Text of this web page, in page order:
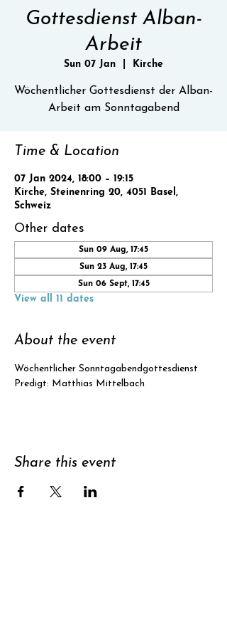
Gottesdienst Alban-
Arbeit
Sun 07 Jan Kirche
Wöchentlicher Gottesdienst der Alban-
Time & Location
07 Jan 2024, 18:00 – 19:15
Kirche, Steinenring 20, 4051 Basel,
Schweiz
Other dates
Sun 09 Aug, 17:45
Sun 23 Aug, 17:45
Sun 06 Sept, 17:45
View all 11 dates
About the event
Wöchentlicher Sonntagabendgottesdienst
Predigt: Matthias Mittelbach
Share this event